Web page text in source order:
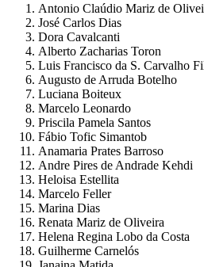
Antonio Claúdio Mariz de
José Carlos Dias
Dora Cavalcanti
Alberto Zacharias Toron
Luis Francisco da S. Carvalho
Augusto de Arruda Botelho
Luciana Boiteux
Marcelo Leonardo
Priscila Pamela Santos
Fábio Tofic Simantob
Anamaria Prates Barroso
Andre Pires de Andrade Kehdi
Heloisa Estellita
Marcelo Feller
Marina Dias
Renata Mariz de Oliveira
Helena Regina Lobo da Costa
Guilherme Carnelós